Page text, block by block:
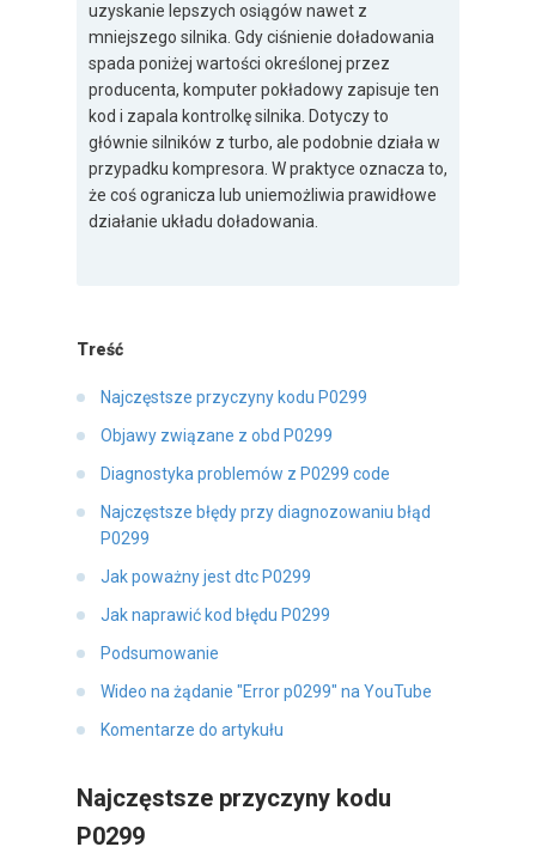
uzyskanie lepszych osiągów nawet z
mniejszego silnika. Gdy ciśnienie doładowania
spada poniżej wartości określonej przez
producenta, komputer pokładowy zapisuje ten
kod i zapala kontrolkę silnika. Dotyczy to
głównie silników z turbo, ale podobnie działa w
przypadku kompresora. W praktyce oznacza to,
że coś ogranicza lub uniemożliwia prawidłowe
działanie układu doładowania.
Treść
Najczęstsze przyczyny kodu P0299
Objawy związane z obd P0299
Diagnostyka problemów z P0299 code
Najczęstsze błędy przy diagnozowaniu błąd
P0299
Jak poważny jest dtc P0299
Jak naprawić kod błędu P0299
Podsumowanie
Wideo na żądanie "Error p0299" na YouTube
Komentarze do artykułu
Najczęstsze przyczyny kodu
P0299